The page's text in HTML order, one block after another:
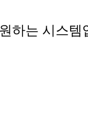
하는 시스